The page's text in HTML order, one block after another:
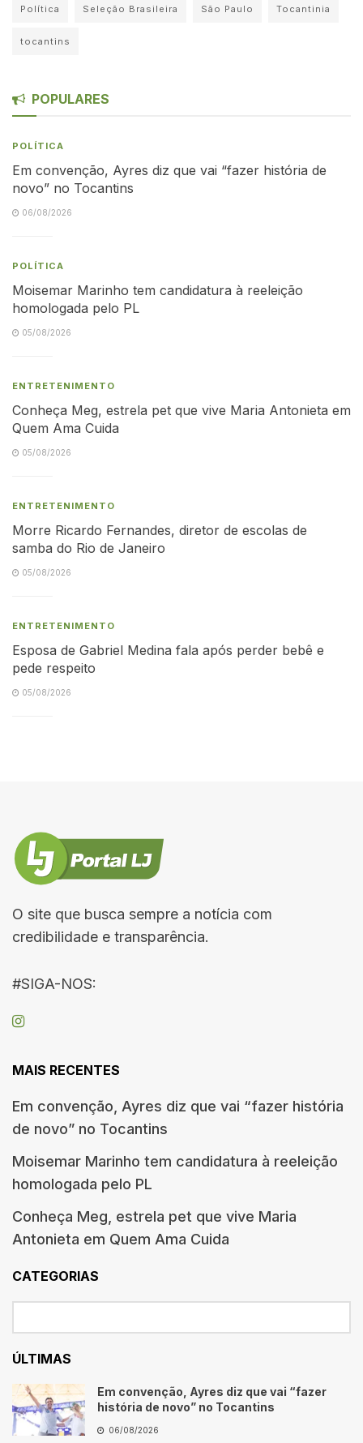
Política Seleção Brasileira São Paulo Tocantinia
tocantins
POPULARES
POLÍTICA
Em convenção, Ayres diz que vai “fazer história de
novo” no Tocantins
06/08/2026
POLÍTICA
Moisemar Marinho tem candidatura à reeleição
homologada pelo PL
05/08/2026
ENTRETENIMENTO
Conheça Meg, estrela pet que vive Maria Antonieta em
Quem Ama Cuida
05/08/2026
ENTRETENIMENTO
Morre Ricardo Fernandes, diretor de escolas de
samba do Rio de Janeiro
05/08/2026
ENTRETENIMENTO
Esposa de Gabriel Medina fala após perder bebê e
pede respeito
05/08/2026
O site que busca sempre a notícia com
credibilidade e transparência.
#SIGA-NOS:
MAIS RECENTES
Em convenção, Ayres diz que vai “fazer história
de novo” no Tocantins
Moisemar Marinho tem candidatura à reeleição
homologada pelo PL
Conheça Meg, estrela pet que vive Maria
Antonieta em Quem Ama Cuida
CATEGORIAS
ÚLTIMAS
Em convenção, Ayres diz que vai “fazer
história de novo” no Tocantins
06/08/2026